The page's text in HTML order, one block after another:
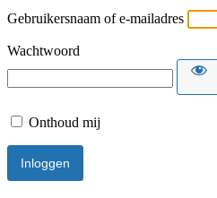
Gebruikersnaam of e-mailadres
Wachtwoord
Onthoud mij